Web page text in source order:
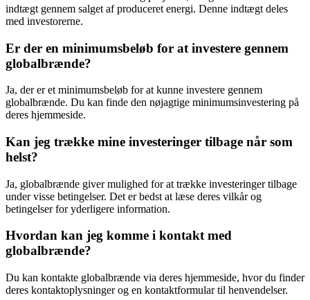
indtægt gennem salget af produceret energi. Denne indtægt deles
med investorerne.
Er der en minimumsbeløb for at investere gennem
globalbrænde?
Ja, der er et minimumsbeløb for at kunne investere gennem
globalbrænde. Du kan finde den nøjagtige minimumsinvestering på
deres hjemmeside.
Kan jeg trække mine investeringer tilbage når som
helst?
Ja, globalbrænde giver mulighed for at trække investeringer tilbage
under visse betingelser. Det er bedst at læse deres vilkår og
betingelser for yderligere information.
Hvordan kan jeg komme i kontakt med
globalbrænde?
Du kan kontakte globalbrænde via deres hjemmeside, hvor du finder
deres kontaktoplysninger og en kontaktformular til henvendelser.